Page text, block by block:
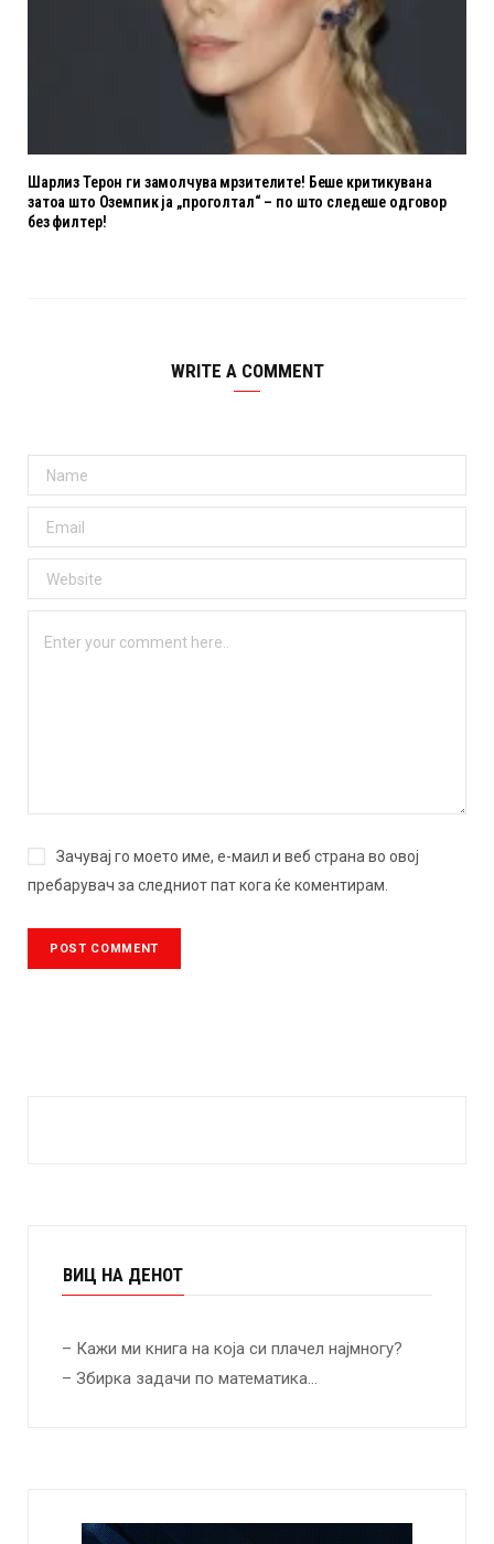
Шарлиз Терон ги замолчува мрзителите! Беше критикувана
затоа што Оземпик ја „проголтал“ – по што следеше одговор
без филтер!
WRITE A COMMENT
Зачувај го моето име, е-маил и веб страна во овој
пребарувач за следниот пат кога ќе коментирам.
ВИЦ НА ДЕНОТ
– Кажи ми книга на која си плачел најмногу?
– Збирка задачи по математика…